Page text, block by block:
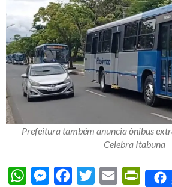
Prefeitura também anuncia ônibus
Celebra Itabuna
WhatsAppMessengerFacebook
Twitter Email